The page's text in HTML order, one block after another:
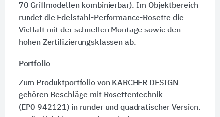
70 Griffmodellen kombinierbar). Im Objektbereich
rundet die Edelstahl-Performance-Rosette die
Vielfalt mit der schnellen Montage sowie den
hohen Zertifizierungsklassen ab.
Portfolio
Zum Produktportfolio von KARCHER DESIGN
gehören Beschläge mit Rosettentechnik
(EP0 942121)in runder und quadratischer Version.